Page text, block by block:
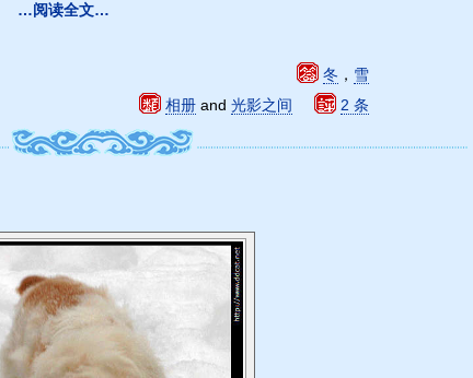
…阅读全文…
冬 ， 雪
2 条
相册 and 光影之间